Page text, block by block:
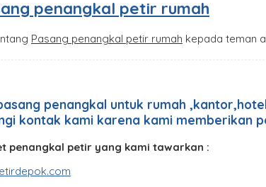
penangkal petir rumah
Pasang penangkal petir rumah kepada teman
penangkal untuk rumah
kontak kami karena kami memberikan
penangkal petir yang kami tawarkan :